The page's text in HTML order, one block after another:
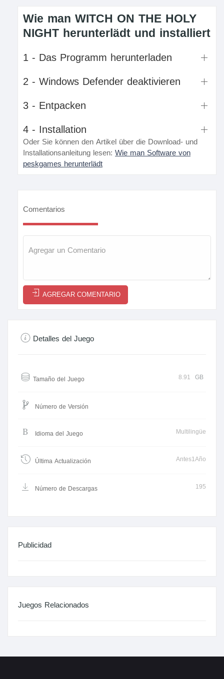
Wie man WITCH ON THE HOLY
NIGHT herunterlädt und installiert
1 - Das Programm herunterladen
2 - Windows Defender deaktivieren
3 - Entpacken
4 - Installation
Oder Sie können den Artikel über die Download- und
Installationsanleitung lesen: Wie man Software von
peskgames herunterlädt
Comentarios
AGREGAR COMENTARIO
Detalles del Juego
Tamaño del Juego 8.91 GB
Número de Versión
Idioma del Juego Multilingüe
Última Actualización Antes1Año
Número de Descargas 195
Publicidad
Juegos Relacionados